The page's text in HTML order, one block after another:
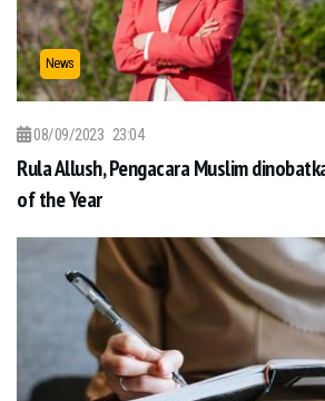
News
08/09/2023 23:04
Rula Allush, Pengacara Muslim
of the Year